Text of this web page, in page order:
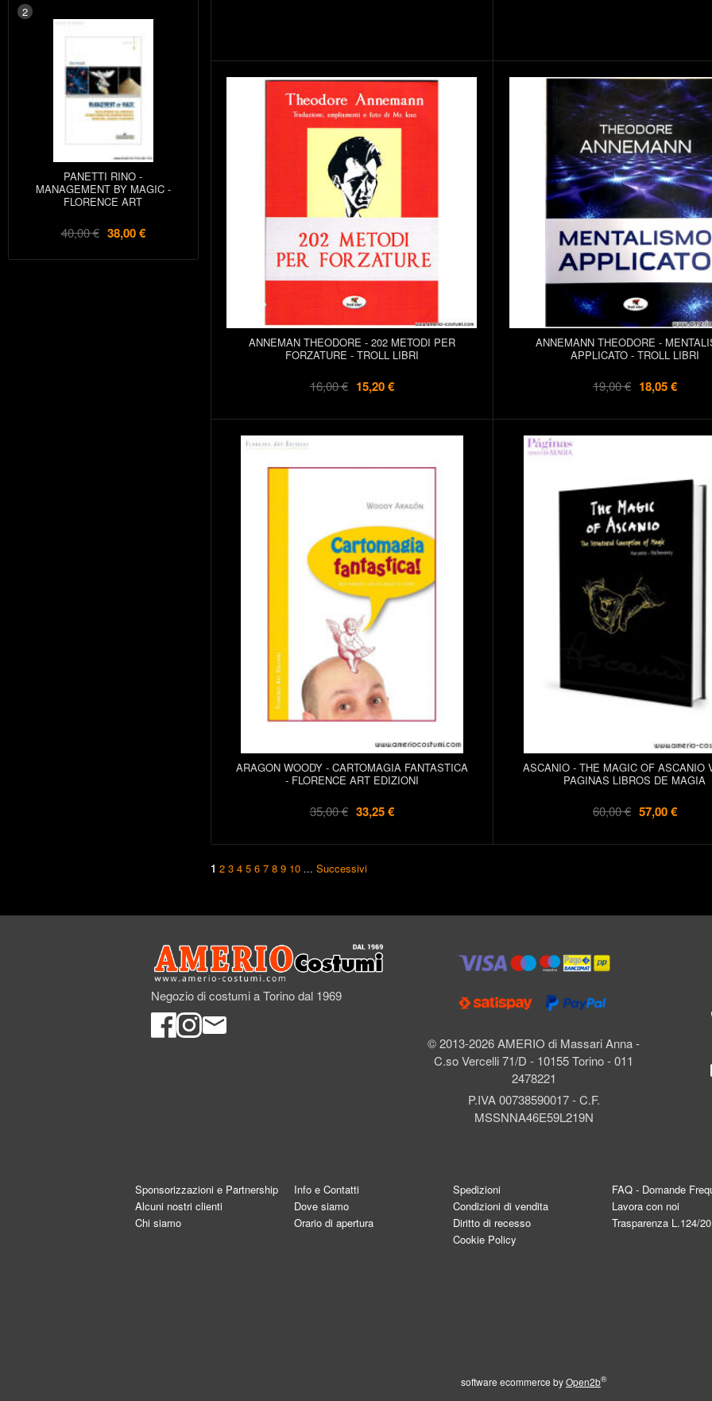
2
PANETTI RINO -
MANAGEMENT BY MAGIC -
FLORENCE ART
40,00 € 38,00 €
ANNEMAN THEODORE - 202 METODI PER
FORZATURE - TROLL LIBRI
16,00 € 15,20 €
ANNEMANN THEODORE -
APPLICATO - TROLL LIBRI
19,00 € 18,05 €
ARAGON WOODY - CARTOMAGIA FANTASTICA
- FLORENCE ART EDIZIONI
35,00 € 33,25 €
ASCANIO - THE MAGIC OF ASCANIO
PAGINAS LIBROS DE MAGIA
60,00 € 57,00 €
1 2 3 4 5 6 7 8 9 10 ... Successivi
Negozio di costumi a Torino dal 1969
© 2013-2026 AMERIO di Massari Anna -
C.so Vercelli 71/D - 10155 Torino - 011
2478221
P.IVA 00738590017 - C.F.
MSSNNA46E59L219N
Sponsorizzazioni e Partnership
Alcuni nostri clienti
Chi siamo
Info e Contatti
Dove siamo
Orario di apertura
Spedizioni
Condizioni di vendita
Diritto di recesso
Cookie Policy
FAQ - Domande
Lavora con noi
Trasparenza L.124/
software ecommerce byOpen2b®